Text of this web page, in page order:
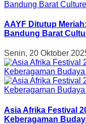
AAYF Ditutup
Bandung Barat
Senin, 20 Oktober
Asia Afrika Festival
Keberagaman